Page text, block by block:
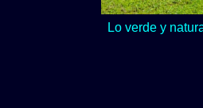
Lo verde y